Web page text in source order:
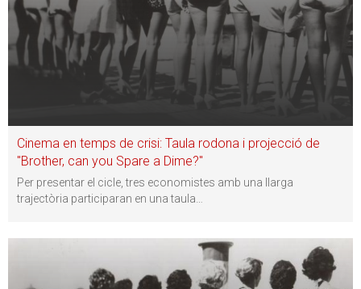
Cinema en temps de crisi: Taula rodona i projecció de
"Brother, can you Spare a Dime?"
Per presentar el cicle, tres economistes amb una llarga
trajectòria participaran en una taula